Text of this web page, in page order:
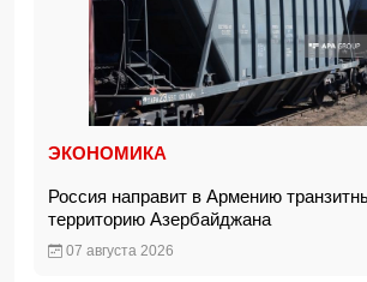
ЭКОНОМИКА
Россия направит в Армению
территорию Азербайджана
07 августа 2026